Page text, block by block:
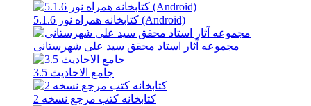
کتابخانه همراه نور 5.1.6 (Android)
مجموعه آثار استاد محقق سید علی شهرستانی
جامع الاحادیث 3.5
کتابخانه کتب مرجع نسخه 2